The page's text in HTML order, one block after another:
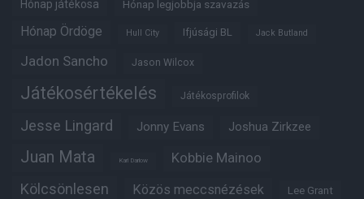
Hónap játékosa Hónap legjobbja szavazás
Hónap Ördöge Hull City Ifjúsági BL Jack Butland
Jadon Sancho Jason Wilcox
Játékosértékelés Játékosprofilok
Jesse Lingard Jonny Evans Joshua Zirkzee
Juan Mata Karl Darlow Kobbie Mainoo
Kölcsönlesen Közös meccsnézések Lee Grant